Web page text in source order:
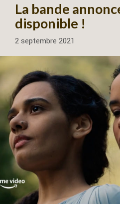
La bande
disponible !
2 septembre 2021